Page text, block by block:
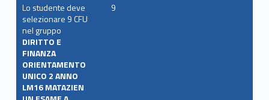
Lo studente deve
selezionare 9 CFU
nel gruppo
DIRITTO E
FINANZA
ORIENTAMENTO
UNICO 2 ANNO
LM16 MATAZIEN
9